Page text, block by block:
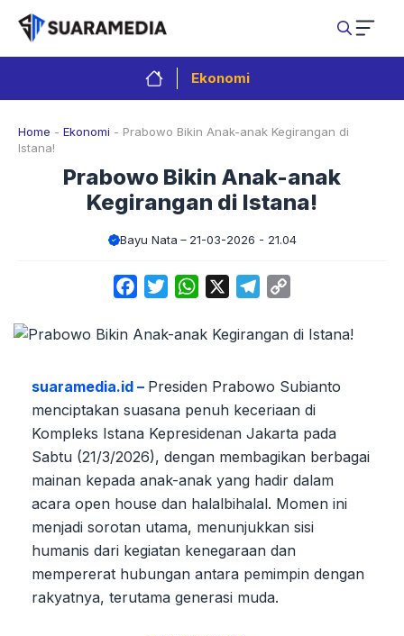
Langsung
isi
Ekonomi
Home - Ekonomi - Prabowo Bikin Anak-anak Kegirangan di
Istana!
Prabowo Bikin Anak-anak
Kegirangan di Istana!
Bayu Nata 21-03-2026 - 21.04
FacebookTwitterWhatsApp Telegram
suaramedia.id – Presiden Prabowo Subianto
menciptakan suasana penuh keceriaan di
Kompleks Istana Kepresidenan Jakarta pada
Sabtu (21/3/2026), dengan membagikan berbagai
mainan kepada anak-anak yang hadir dalam
acara open house dan halalbihalal. Momen ini
menjadi sorotan utama, menunjukkan sisi
humanis dari kegiatan kenegaraan dan
mempererat hubungan antara pemimpin dengan
rakyatnya, terutama generasi muda.